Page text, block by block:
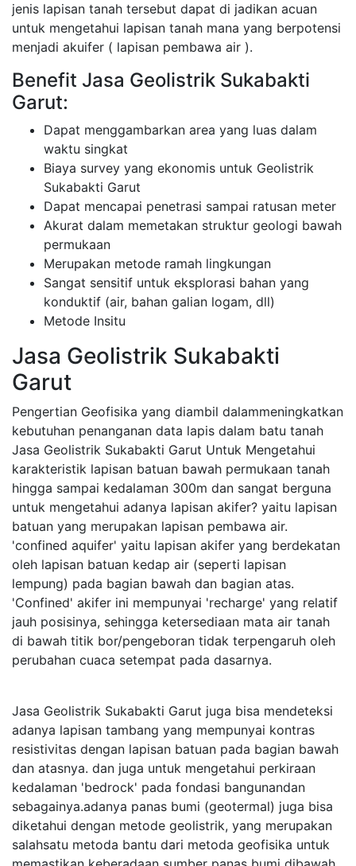
jenis lapisan tanah tersebut dapat di jadikan acuan
untuk mengetahui lapisan tanah mana yang berpotensi
menjadi akuifer ( lapisan pembawa air ).
Benefit Jasa Geolistrik Sukabakti
Garut:
Dapat menggambarkan area yang luas dalam
waktu singkat
Biaya survey yang ekonomis untuk Geolistrik
Sukabakti Garut
Dapat mencapai penetrasi sampai ratusan meter
Akurat dalam memetakan struktur geologi bawah
permukaan
Merupakan metode ramah lingkungan
Sangat sensitif untuk eksplorasi bahan yang
konduktif (air, bahan galian logam, dll)
Metode Insitu
Jasa Geolistrik Sukabakti
Garut
Pengertian Geofisika yang diambil dalammeningkatkan
kebutuhan penanganan data lapis dalam batu tanah
Jasa Geolistrik Sukabakti Garut Untuk Mengetahui
karakteristik lapisan batuan bawah permukaan tanah
hingga sampai kedalaman 300m dan sangat berguna
untuk mengetahui adanya lapisan akifer? yaitu lapisan
batuan yang merupakan lapisan pembawa air.
'confined aquifer' yaitu lapisan akifer yang berdekatan
oleh lapisan batuan kedap air (seperti lapisan
lempung) pada bagian bawah dan bagian atas.
'Confined' akifer ini mempunyai 'recharge' yang relatif
jauh posisinya, sehingga ketersediaan mata air tanah
di bawah titik bor/pengeboran tidak terpengaruh oleh
perubahan cuaca setempat pada dasarnya.
Jasa Geolistrik Sukabakti Garut juga bisa mendeteksi
adanya lapisan tambang yang mempunyai kontras
resistivitas dengan lapisan batuan pada bagian bawah
dan atasnya. dan juga untuk mengetahui perkiraan
kedalaman 'bedrock' pada fondasi bangunandan
sebagainya.adanya panas bumi (geotermal) juga bisa
diketahui dengan metode geolistrik, yang merupakan
salahsatu metoda bantu dari metoda geofisika untuk